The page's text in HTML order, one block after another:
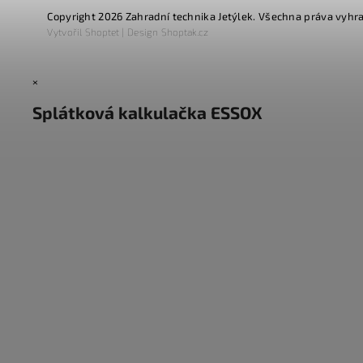
Copyright 2026 Zahradní technika Jetýlek. Všechna práva
VytvořilShoptet | DesignShoptak.cz
×
Splátková kalkulačka ESSOX